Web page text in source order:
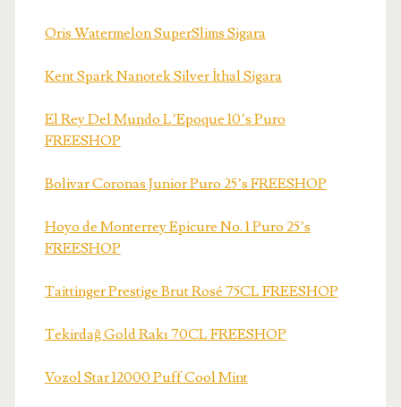
Oris Watermelon SuperSlims Sigara
Kent Spark Nanotek Silver İthal Sigara
El Rey Del Mundo L’Epoque 10’s Puro
FREESHOP
Bolivar Coronas Junior Puro 25’s FREESHOP
Hoyo de Monterrey Epicure No. 1 Puro 25’s
FREESHOP
Taittinger Prestige Brut Rosé 75CL FREESHOP
Tekirdağ Gold Rakı 70CL FREESHOP
Vozol Star 12000 Puff Cool Mint